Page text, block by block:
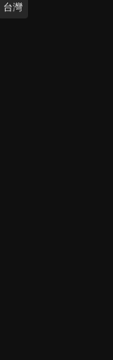
台灣